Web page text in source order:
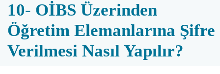
10- OİBS Üzerinden
Öğretim Elemanlarına Şifre
Verilmesi Nasıl Yapılır?